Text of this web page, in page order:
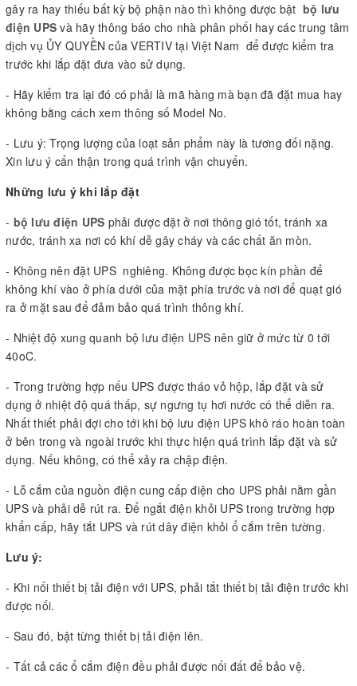
gây ra hay thiếu bất kỳ bộ phận nào thì không được bật bộ lưu
điện UPS và hãy thông báo cho nhà phân phối hay các trung tâm
dịch vụ ỦY QUYỀN của VERTIV tại Việt Nam để được kiểm tra
trước khi lắp đặt đưa vào sử dụng.
- Hãy kiểm tra lại đó có phải là mã hàng mà bạn đã đặt mua hay
không bằng cách xem thông số Model No.
- Lưu ý: Trọng lượng của loạt sản phẩm này là tương đối nặng.
Xin lưu ý cẩn thận trong quá trình vận chuyển.
Những lưu ý khi lắp đặt
- bộ lưu điện UPS phải được đặt ở nơi thông gió tốt, tránh xa
nước, tránh xa nơi có khí dễ gây cháy và các chất ăn mòn.
- Không nên đặt UPS nghiêng. Không được bọc kín phần để
không khí vào ở phía dưới của mặt phía trước và nơi để quạt gió
ra ở mặt sau để đảm bảo quá trình thông khí.
- Nhiệt độ xung quanh bộ lưu điện UPS nên giữ ở mức từ 0 tới
40oC.
- Trong trường hợp nếu UPS được tháo vỏ hộp, lắp đặt và sử
dụng ở nhiệt độ quá thấp, sự ngưng tụ hơi nước có thể diễn ra.
Nhất thiết phải đợi cho tới khi bộ lưu điện UPS khô ráo hoàn toàn
ở bên trong và ngoài trước khi thực hiện quá trình lắp đặt và sử
dụng. Nếu không, có thể xảy ra chập điện.
- Lỗ cắm của nguồn điện cung cấp điện cho UPS phải nằm gần
UPS và phải dễ rút ra. Ðể ngắt điện khỏi UPS trong trường hợp
khẩn cấp, hãy tắt UPS và rút dây điện khỏi ổ cắm trên tường.
Lưu ý:
- Khi nối thiết bị tải điện với UPS, phải tắt thiết bị tải điện trước khi
được nối.
- Sau đó, bật từng thiết bị tải điện lên.
- Tất cả các ổ cắm điện đều phải được nối đất để bảo vệ.